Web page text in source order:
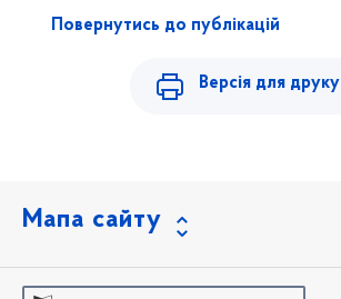
Повернутись до публікацій
Версія для друку
Мапа сайту